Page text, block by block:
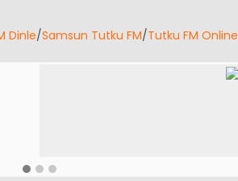
Dinle/Samsun Tutku FM/Tutku FM Online